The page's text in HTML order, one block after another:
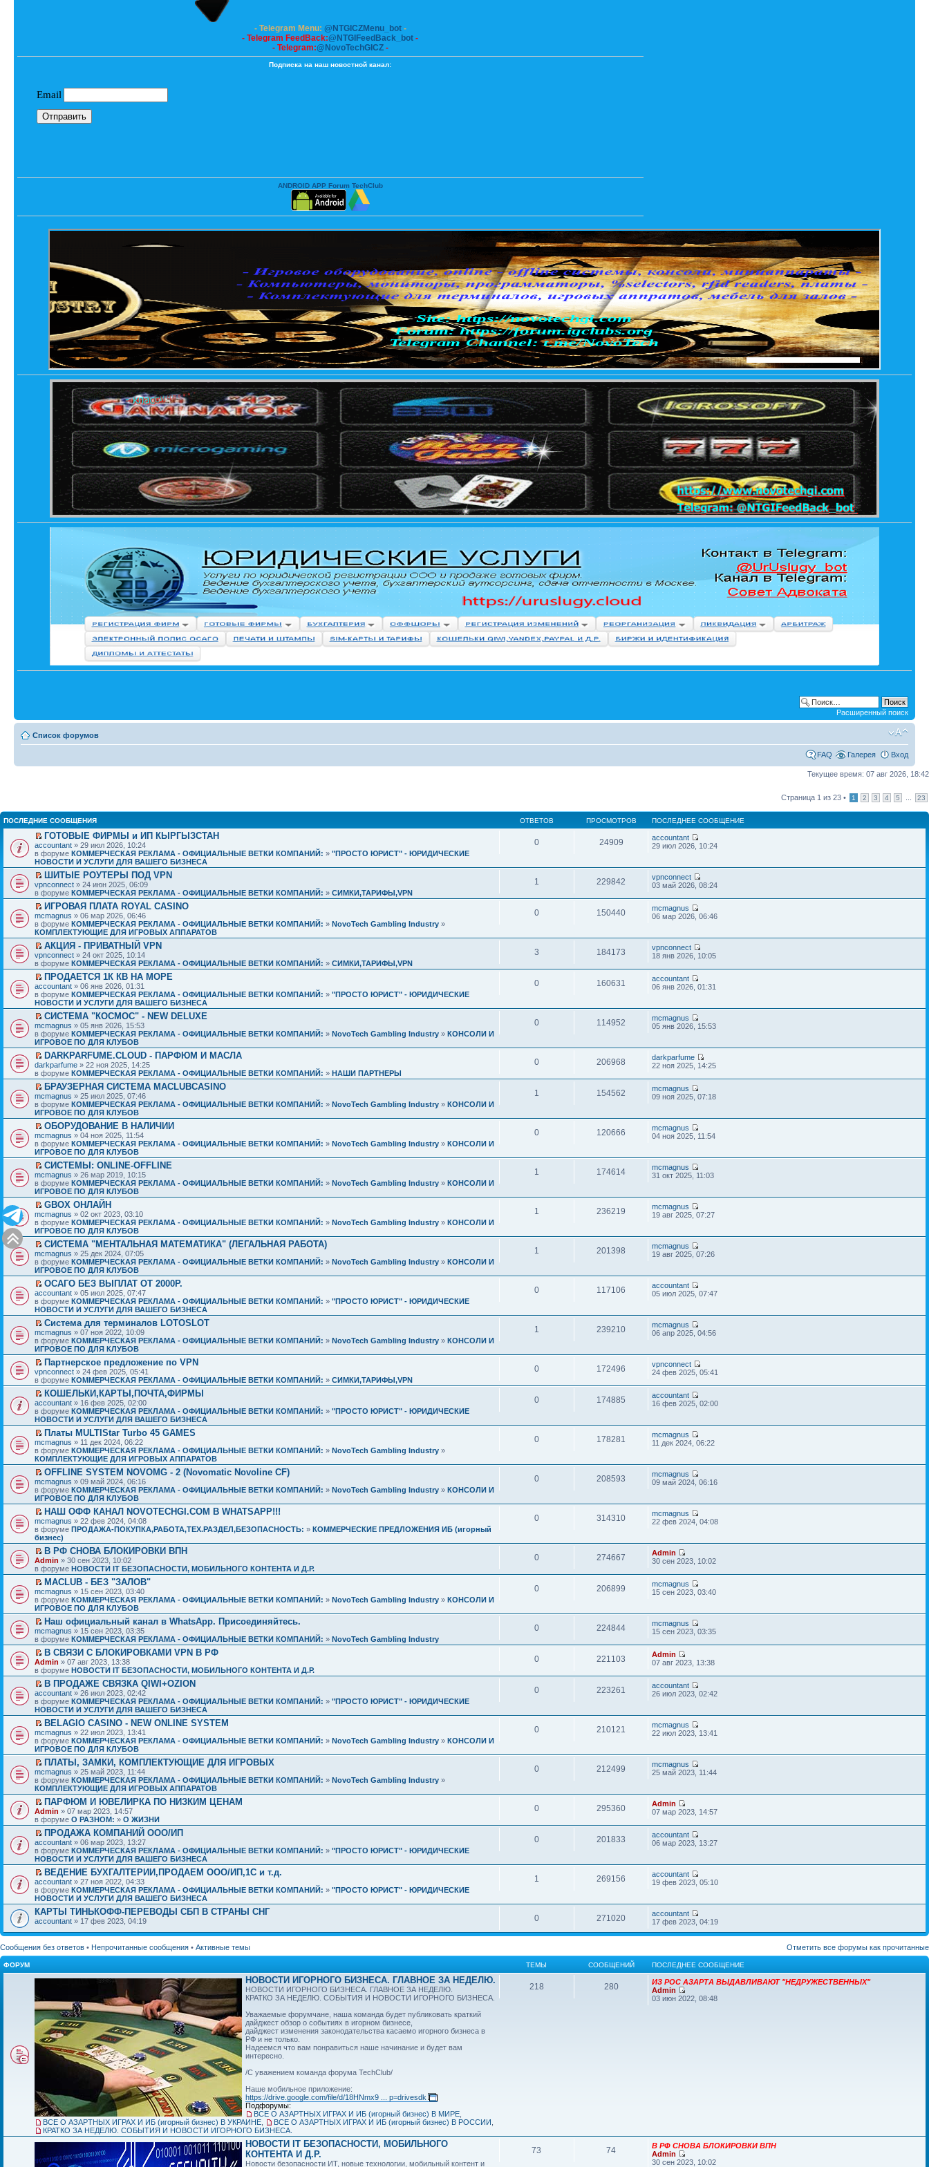
- Telegram Menu: @NTGICZMenu_bot-
- Telegram FeedBack:@NTGIFeedBack_bot -
- Telegram:@NovoTechGICZ-
Подписка на наш новостной канал:
ANDROID APP Forum TechClub
Расширенный поиск
Список форумов
FAQ Галерея Вход
Текущее время: 07 авг 2026, 18:42
Страница 1 из 23 • 1 2 3 4 5 23
ПОСЛЕДНИЕ СООБЩЕНИЯ ОТВЕТОВ ПРОСМОТРОВ ПОСЛЕДНЕЕ СООБЩЕНИЕ
ГОТОВЫЕ ФИРМЫ и ИП КЫРГЫЗСТАН
accountant » 29 июл 2026, 10:24
в форуме КОММЕРЧЕСКАЯ РЕКЛАМА - ОФИЦИАЛЬНЫЕ ВЕТКИ КОМПАНИЙ: » "ПРОСТО ЮРИСТ" - ЮРИДИЧЕСКИЕ
НОВОСТИ И УСЛУГИ ДЛЯ ВАШЕГО БИЗНЕСА
0 24909
accountant
29 июл 2026, 10:24
ШИТЫЕ РОУТЕРЫ ПОД VPN
vpnconnect » 24 июн 2025, 06:09
в форуме КОММЕРЧЕСКАЯ РЕКЛАМА - ОФИЦИАЛЬНЫЕ ВЕТКИ КОМПАНИЙ: » СИМКИ,ТАРИФЫ,VPN
1 229842
vpnconnect
03 май 2026, 08:24
ИГРОВАЯ ПЛАТА ROYAL CASINO
mcmagnus » 06 мар 2026, 06:46
в форуме КОММЕРЧЕСКАЯ РЕКЛАМА - ОФИЦИАЛЬНЫЕ ВЕТКИ КОМПАНИЙ: » NovoTech Gambling Industry »
КОМПЛЕКТУЮЩИЕ ДЛЯ ИГРОВЫХ АППАРАТОВ
0 150440
mcmagnus
06 мар 2026, 06:46
АКЦИЯ - ПРИВАТНЫЙ VPN
vpnconnect » 24 окт 2025, 10:14
в форуме КОММЕРЧЕСКАЯ РЕКЛАМА - ОФИЦИАЛЬНЫЕ ВЕТКИ КОМПАНИЙ: » СИМКИ,ТАРИФЫ,VPN
3 184173
vpnconnect
18 янв 2026, 10:05
ПРОДАЕТСЯ 1К КВ НА МОРЕ
accountant » 06 янв 2026, 01:31
в форуме КОММЕРЧЕСКАЯ РЕКЛАМА - ОФИЦИАЛЬНЫЕ ВЕТКИ КОМПАНИЙ: » "ПРОСТО ЮРИСТ" - ЮРИДИЧЕСКИЕ
НОВОСТИ И УСЛУГИ ДЛЯ ВАШЕГО БИЗНЕСА
0 160631
accountant
06 янв 2026, 01:31
СИСТЕМА "КОСМОС" - NEW DELUXE
mcmagnus » 05 янв 2026, 15:53
в форуме КОММЕРЧЕСКАЯ РЕКЛАМА - ОФИЦИАЛЬНЫЕ ВЕТКИ КОМПАНИЙ: » NovoTech Gambling Industry » КОНСОЛИ И
ИГРОВОЕ ПО ДЛЯ КЛУБОВ
0 114952
mcmagnus
05 янв 2026, 15:53
DARKPARFUME.CLOUD - ПАРФЮМ И МАСЛА
darkparfume » 22 ноя 2025, 14:25
в форуме КОММЕРЧЕСКАЯ РЕКЛАМА - ОФИЦИАЛЬНЫЕ ВЕТКИ КОМПАНИЙ: » НАШИ ПАРТНЕРЫ
0 206968
darkparfume
22 ноя 2025, 14:25
БРАУЗЕРНАЯ СИСТЕМА MACLUBCASINO
mcmagnus » 25 июл 2025, 07:46
в форуме КОММЕРЧЕСКАЯ РЕКЛАМА - ОФИЦИАЛЬНЫЕ ВЕТКИ КОМПАНИЙ: » NovoTech Gambling Industry » КОНСОЛИ И
ИГРОВОЕ ПО ДЛЯ КЛУБОВ
1 154562
mcmagnus
09 ноя 2025, 07:18
ОБОРУДОВАНИЕ В НАЛИЧИИ
mcmagnus » 04 ноя 2025, 11:54
в форуме КОММЕРЧЕСКАЯ РЕКЛАМА - ОФИЦИАЛЬНЫЕ ВЕТКИ КОМПАНИЙ: » NovoTech Gambling Industry » КОНСОЛИ И
ИГРОВОЕ ПО ДЛЯ КЛУБОВ
0 120666
mcmagnus
04 ноя 2025, 11:54
СИСТЕМЫ: ONLINE-OFFLINE
mcmagnus » 26 мар 2019, 10:15
в форуме КОММЕРЧЕСКАЯ РЕКЛАМА - ОФИЦИАЛЬНЫЕ ВЕТКИ КОМПАНИЙ: » NovoTech Gambling Industry » КОНСОЛИ И
ИГРОВОЕ ПО ДЛЯ КЛУБОВ
1 174614
mcmagnus
31 окт 2025, 11:03
GBOX ОНЛАЙН
mcmagnus » 02 окт 2023, 03:10
в форуме КОММЕРЧЕСКАЯ РЕКЛАМА - ОФИЦИАЛЬНЫЕ ВЕТКИ КОМПАНИЙ: » NovoTech Gambling Industry » КОНСОЛИ И
ИГРОВОЕ ПО ДЛЯ КЛУБОВ
1 236219
mcmagnus
19 авг 2025, 07:27
СИСТЕМА "МЕНТАЛЬНАЯ МАТЕМАТИКА" (ЛЕГАЛЬНАЯ РАБОТА)
mcmagnus » 25 дек 2024, 07:05
в форуме КОММЕРЧЕСКАЯ РЕКЛАМА - ОФИЦИАЛЬНЫЕ ВЕТКИ КОМПАНИЙ: » NovoTech Gambling Industry » КОНСОЛИ И
ИГРОВОЕ ПО ДЛЯ КЛУБОВ
1 201398
mcmagnus
19 авг 2025, 07:26
ОСАГО БЕЗ ВЫПЛАТ ОТ 2000Р.
accountant » 05 июл 2025, 07:47
в форуме КОММЕРЧЕСКАЯ РЕКЛАМА - ОФИЦИАЛЬНЫЕ ВЕТКИ КОМПАНИЙ: » "ПРОСТО ЮРИСТ" - ЮРИДИЧЕСКИЕ
НОВОСТИ И УСЛУГИ ДЛЯ ВАШЕГО БИЗНЕСА
0 117106
accountant
05 июл 2025, 07:47
Система для терминалов LOTOSLOT
mcmagnus » 07 ноя 2022, 10:09
в форуме КОММЕРЧЕСКАЯ РЕКЛАМА - ОФИЦИАЛЬНЫЕ ВЕТКИ КОМПАНИЙ: » NovoTech Gambling Industry » КОНСОЛИ И
ИГРОВОЕ ПО ДЛЯ КЛУБОВ
1 239210
mcmagnus
06 апр 2025, 04:56
Партнерское предложение по VPN
vpnconnect » 24 фев 2025, 05:41
в форуме КОММЕРЧЕСКАЯ РЕКЛАМА - ОФИЦИАЛЬНЫЕ ВЕТКИ КОМПАНИЙ: » СИМКИ,ТАРИФЫ,VPN
0 172496
vpnconnect
24 фев 2025, 05:41
КОШЕЛЬКИ,КАРТЫ,ПОЧТА,ФИРМЫ
accountant » 16 фев 2025, 02:00
в форуме КОММЕРЧЕСКАЯ РЕКЛАМА - ОФИЦИАЛЬНЫЕ ВЕТКИ КОМПАНИЙ: » "ПРОСТО ЮРИСТ" - ЮРИДИЧЕСКИЕ
НОВОСТИ И УСЛУГИ ДЛЯ ВАШЕГО БИЗНЕСА
0 174885
accountant
16 фев 2025, 02:00
Платы MULTIStar Turbo 45 GAMES
mcmagnus » 11 дек 2024, 06:22
в форуме КОММЕРЧЕСКАЯ РЕКЛАМА - ОФИЦИАЛЬНЫЕ ВЕТКИ КОМПАНИЙ: » NovoTech Gambling Industry »
КОМПЛЕКТУЮЩИЕ ДЛЯ ИГРОВЫХ АППАРАТОВ
0 178281
mcmagnus
11 дек 2024, 06:22
OFFLINE SYSTEM NOVOMG - 2 (Novomatic Novoline CF)
mcmagnus » 09 май 2024, 06:16
в форуме КОММЕРЧЕСКАЯ РЕКЛАМА - ОФИЦИАЛЬНЫЕ ВЕТКИ КОМПАНИЙ: » NovoTech Gambling Industry » КОНСОЛИ И
ИГРОВОЕ ПО ДЛЯ КЛУБОВ
0 208593
mcmagnus
09 май 2024, 06:16
НАШ ОФФ КАНАЛ NOVOTECHGI.COM В WHATSAPP!!!
mcmagnus » 22 фев 2024, 04:08
в форуме ПРОДАЖА-ПОКУПКА,РАБОТА,ТЕХ.РАЗДЕЛ,БЕЗОПАСНОСТЬ: » КОММЕРЧЕСКИЕ ПРЕДЛОЖЕНИЯ ИБ (игорный
бизнес)
0 314310
mcmagnus
22 фев 2024, 04:08
В РФ СНОВА БЛОКИРОВКИ ВПН
Admin » 30 сен 2023, 10:02
в форуме НОВОСТИ IT БЕЗОПАСНОСТИ, МОБИЛЬНОГО КОНТЕНТА И Д.Р.
0 274667
Admin
30 сен 2023, 10:02
MACLUB - БЕЗ "ЗАЛОВ"
mcmagnus » 15 сен 2023, 03:40
в форуме КОММЕРЧЕСКАЯ РЕКЛАМА - ОФИЦИАЛЬНЫЕ ВЕТКИ КОМПАНИЙ: » NovoTech Gambling Industry » КОНСОЛИ И
ИГРОВОЕ ПО ДЛЯ КЛУБОВ
0 206899
mcmagnus
15 сен 2023, 03:40
Наш официальный канал в WhatsApp. Присоединяйтесь.
mcmagnus » 15 сен 2023, 03:35
в форуме КОММЕРЧЕСКАЯ РЕКЛАМА - ОФИЦИАЛЬНЫЕ ВЕТКИ КОМПАНИЙ: » NovoTech Gambling Industry
0 224844
mcmagnus
15 сен 2023, 03:35
В СВЯЗИ С БЛОКИРОВКАМИ VPN В РФ
Admin » 07 авг 2023, 13:38
в форуме НОВОСТИ IT БЕЗОПАСНОСТИ, МОБИЛЬНОГО КОНТЕНТА И Д.Р.
0 221103
Admin
07 авг 2023, 13:38
В ПРОДАЖЕ СВЯЗКА QIWI+OZION
accountant » 26 июл 2023, 02:42
в форуме КОММЕРЧЕСКАЯ РЕКЛАМА - ОФИЦИАЛЬНЫЕ ВЕТКИ КОМПАНИЙ: » "ПРОСТО ЮРИСТ" - ЮРИДИЧЕСКИЕ
НОВОСТИ И УСЛУГИ ДЛЯ ВАШЕГО БИЗНЕСА
0 223261
accountant
26 июл 2023, 02:42
BELAGIO CASINO - NEW ONLINE SYSTEM
mcmagnus » 22 июл 2023, 13:41
в форуме КОММЕРЧЕСКАЯ РЕКЛАМА - ОФИЦИАЛЬНЫЕ ВЕТКИ КОМПАНИЙ: » NovoTech Gambling Industry » КОНСОЛИ И
ИГРОВОЕ ПО ДЛЯ КЛУБОВ
0 210121
mcmagnus
22 июл 2023, 13:41
ПЛАТЫ, ЗАМКИ, КОМПЛЕКТУЮЩИЕ ДЛЯ ИГРОВЫХ
mcmagnus » 25 май 2023, 11:44
в форуме КОММЕРЧЕСКАЯ РЕКЛАМА - ОФИЦИАЛЬНЫЕ ВЕТКИ КОМПАНИЙ: » NovoTech Gambling Industry »
КОМПЛЕКТУЮЩИЕ ДЛЯ ИГРОВЫХ АППАРАТОВ
0 212499
mcmagnus
25 май 2023, 11:44
ПАРФЮМ И ЮВЕЛИРКА ПО НИЗКИМ ЦЕНАМ
Admin » 07 мар 2023, 14:57
в форуме О РАЗНОМ: » О ЖИЗНИ
0 295360
Admin
07 мар 2023, 14:57
ПРОДАЖА КОМПАНИЙ ООО/ИП
accountant » 06 мар 2023, 13:27
в форуме КОММЕРЧЕСКАЯ РЕКЛАМА - ОФИЦИАЛЬНЫЕ ВЕТКИ КОМПАНИЙ: » "ПРОСТО ЮРИСТ" - ЮРИДИЧЕСКИЕ
НОВОСТИ И УСЛУГИ ДЛЯ ВАШЕГО БИЗНЕСА
0 201833
accountant
06 мар 2023, 13:27
ВЕДЕНИЕ БУХГАЛТЕРИИ,ПРОДАЕМ ООО/ИП,1C и т.д.
accountant » 27 ноя 2022, 04:33
в форуме КОММЕРЧЕСКАЯ РЕКЛАМА - ОФИЦИАЛЬНЫЕ ВЕТКИ КОМПАНИЙ: » "ПРОСТО ЮРИСТ" - ЮРИДИЧЕСКИЕ
НОВОСТИ И УСЛУГИ ДЛЯ ВАШЕГО БИЗНЕСА
1 269156
accountant
19 фев 2023, 05:10
КАРТЫ ТИНЬКОФФ-ПЕРЕВОДЫ СБП В СТРАНЫ СНГ
accountant » 17 фев 2023, 04:19 0 271020
accountant
17 фев 2023, 04:19
Сообщения без ответов • Непрочитанные сообщения • Активные темы Отметить все форумы как прочитанные
ФОРУМ ТЕМЫ СООБЩЕНИЙ ПОСЛЕДНЕЕ СООБЩЕНИЕ
НОВОСТИ ИГОРНОГО БИЗНЕСА. ГЛАВНОЕ ЗА НЕДЕЛЮ.
НОВОСТИ ИГОРНОГО БИЗНЕСА. ГЛАВНОЕ ЗА НЕДЕЛЮ.
КРАТКО ЗА НЕДЕЛЮ. СОБЫТИЯ И НОВОСТИ ИГОРНОГО БИЗНЕСА.
Уважаемые форумчане, наша команда будет публиковать краткий
дайджест обзор о событиях в игорном бизнесе,
дайджест изменения законодательства касаемо игорного бизнеса в
РФ и не только.
Надеемся что вам понравиться наше начинание и будет вам
интересно.
/С уважением команда форума TechClub/
Наше мобильное приложение:
https://drive.google.com/file/d/18HNmx9 ... p=drivesdk
Подфорумы:
ВСЕ О АЗАРТНЫХ ИГРАХ И ИБ (игорный бизнес) В МИРЕ
ВСЕ О АЗАРТНЫХ ИГРАХ И ИБ (игорный бизнес) В УКРАИНЕ
ВСЕ О АЗАРТНЫХ ИГРАХ И ИБ (игорный бизнес) В РОССИИ
КРАТКО ЗА НЕДЕЛЮ. СОБЫТИЯ И НОВОСТИ ИГОРНОГО БИЗНЕСА.
218 280
ИЗ РОС АЗАРТА ВЫДАВЛИВАЮТ "НЕДРУЖЕСТВЕННЫХ"
Admin
03 июн 2022, 08:48
НОВОСТИ IT БЕЗОПАСНОСТИ, МОБИЛЬНОГО
КОНТЕНТА И Д.Р.
Новости безопасности ИТ, новые технологии, мобильный контент и
73 74
В РФ СНОВА БЛОКИРОВКИ ВПН
Admin
30 сен 2023, 10:02